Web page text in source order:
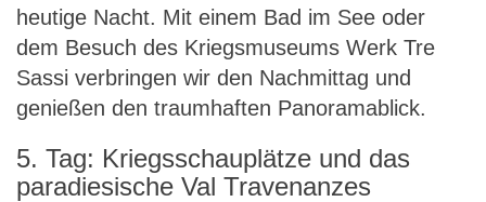
heutige Nacht. Mit einem Bad im See oder
dem Besuch des Kriegsmuseums Werk Tre
Sassi verbringen wir den Nachmittag und
genießen den traumhaften Panoramablick.
5. Tag: Kriegsschauplätze und das
paradiesische Val Travenanzes